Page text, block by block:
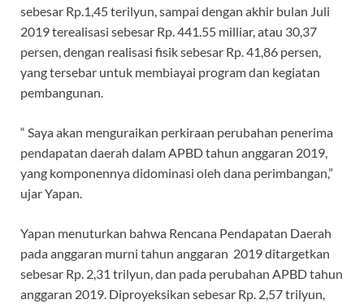
sebesar Rp.1,45 terilyun, sampai dengan akhir bulan Juli
2019 terealisasi sebesar Rp. 441.55 milliar, atau 30,37
persen, dengan realisasi fisik sebesar Rp. 41,86 persen,
yang tersebar untuk membiayai program dan kegiatan
pembangunan.
“ Saya akan menguraikan perkiraan perubahan penerima
pendapatan daerah dalam APBD tahun anggaran 2019,
yang komponennya didominasi oleh dana perimbangan,”
ujar Yapan.
Yapan menuturkan bahwa Rencana Pendapatan Daerah
pada anggaran murni tahun anggaran 2019 ditargetkan
sebesar Rp. 2,31 trilyun, dan pada perubahan APBD tahun
anggaran 2019. Diproyeksikan sebesar Rp. 2,57 trilyun,